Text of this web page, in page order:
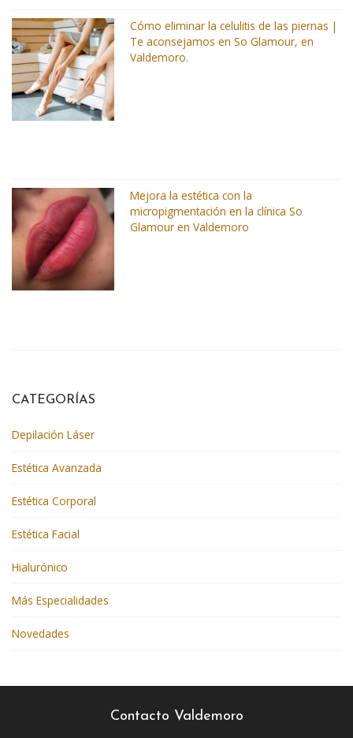
Cómo eliminar la celulitis de las piernas |
Te aconsejamos en So Glamour, en
Valdemoro.
Mejora la estética con la
micropigmentación en la clínica So
Glamour en Valdemoro
CATEGORÍAS
Depilación Láser
Estética Avanzada
Estética Corporal
Estética Facial
Hialurónico
Más Especialidades
Novedades
Contacto Valdemoro